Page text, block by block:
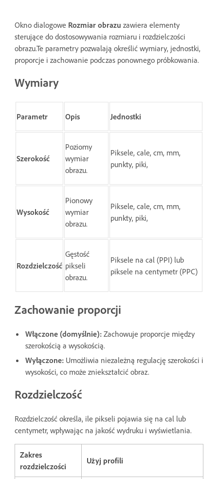
Okno dialogowe Rozmiar obrazu zawiera elementy
sterujące do dostosowywania rozmiaru i rozdzielczości
obrazu.Te parametry pozwalają określić wymiary, jednostki,
proporcje i zachowanie podczas ponownego próbkowania.
Wymiary
Parametr Opis Jednostki
Szerokość
Poziomy
wymiar
obrazu.
Piksele, cale, cm, mm,
punkty, piki,
Wysokość
Pionowy
wymiar
obrazu.
Piksele, cale, cm, mm,
punkty, piki,
Rozdzielczość
Gęstość
pikseli
obrazu.
Piksele na cal (PPI) lub
piksele na centymetr (PPC)
Zachowanie proporcji
Włączone (domyślnie): Zachowuje proporcje między
szerokością a wysokością.
Wyłączone: Umożliwia niezależną regulację szerokości i
wysokości, co może zniekształcić obraz.
Rozdzielczość
Rozdzielczość określa, ile pikseli pojawia się na cal lub
centymetr, wpływając na jakość wydruku i wyświetlania.
Zakres
rozdzielczości
Użyj profili